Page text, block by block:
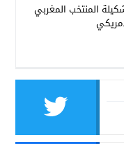
المنتخب المغربي